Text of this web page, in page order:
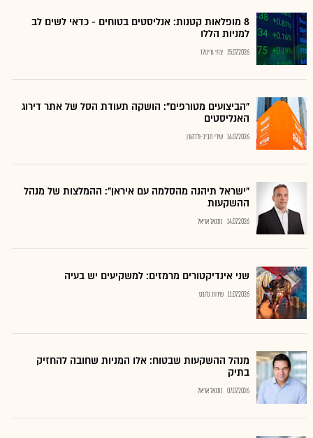
8 מופלאות קטנות: אנליסטים בטוחים - כדאי לשים לב
למניות הללו
15.07.2026 צחי גרינולד
"הביצועים מטורפים": הושקה תעודת הסל של אתר דירוג
האנליסטים
14.07.2026 שירי חביב-ולדהורן
"ישראל תיהנה מהסלמה עם איראן": ההמלצות של מנהל
ההשקעות
14.07.2026 נתנאל אריאל
שני אינדיקטורים מרמזים: למשקיעים יש בעיה
11.07.2026 שירות גלובס
מנהל ההשקעות שבטוח: אלו המניות שחובה להחזיק
בתיק
07.07.2026 נתנאל אריאל